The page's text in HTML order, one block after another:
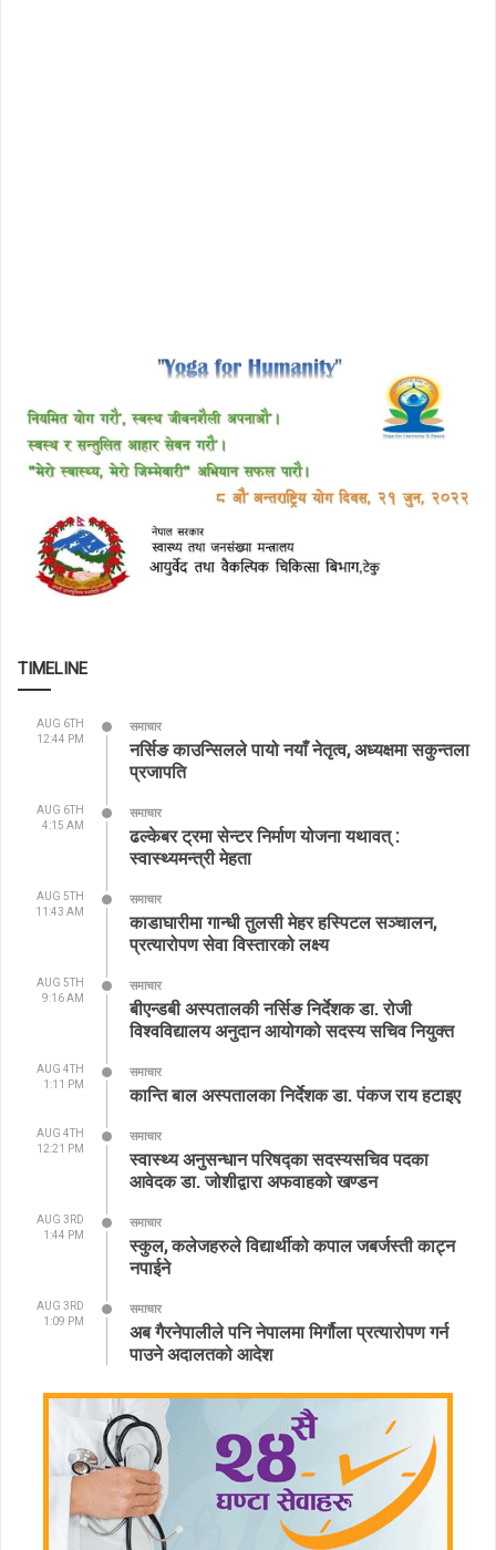
TIMELINE
AUG 6TH
12:44 PM
समाचार
नर्सिङ काउन्सिलले पायो नयाँ नेतृत्व, अध्यक्षमा सकुन्तला
प्रजापति
AUG 6TH
4:15 AM
समाचार
ढल्केबर ट्रमा सेन्टर निर्माण योजना यथावत् :
स्वास्थ्यमन्त्री मेहता
AUG 5TH
11:43 AM
समाचार
काडाघारीमा गान्धी तुलसी मेहर हस्पिटल सञ्चालन,
प्रत्यारोपण सेवा विस्तारको लक्ष्य
AUG 5TH
9:16 AM
समाचार
बीएन्डबी अस्पतालकी नर्सिङ निर्देशक डा. रोजी
विश्वविद्यालय अनुदान आयोगको सदस्य सचिव नियुक्त
AUG 4TH
1:11 PM
समाचार
कान्ति बाल अस्पतालका निर्देशक डा. पंकज राय हटाइए
AUG 4TH
12:21 PM
समाचार
स्वास्थ्य अनुसन्धान परिषद्का सदस्यसचिव पदका
आवेदक डा. जोशीद्वारा अफवाहको खण्डन
AUG 3RD
1:44 PM
समाचार
स्कुल, कलेजहरुले विद्यार्थीको कपाल जबर्जस्ती काट्न
नपाईने
AUG 3RD
1:09 PM
समाचार
अब गैरनेपालीले पनि नेपालमा मिर्गौला प्रत्यारोपण गर्न
पाउने अदालतको आदेश